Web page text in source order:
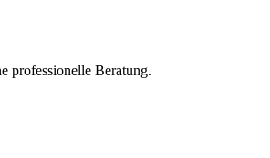
professionelle Beratung.